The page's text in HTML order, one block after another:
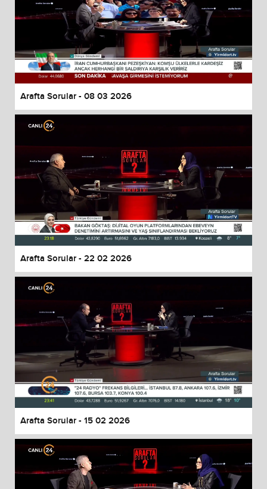
Arafta Sorular - 08 03 2026
Arafta Sorular - 22 02 2026
Arafta Sorular - 15 02 2026